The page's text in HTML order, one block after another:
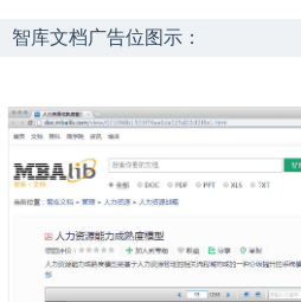
智库文档广告位图示：